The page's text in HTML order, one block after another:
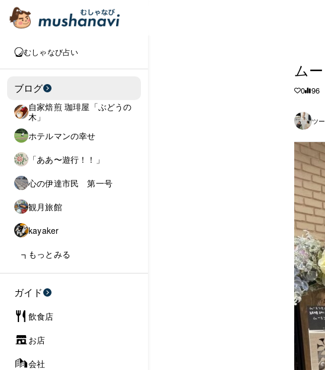
むしゃなび占い
ブログ
自家焙煎 珈琲屋「ぶどうの
木」
ホテルマンの幸せ
「ああ〜遊行！！」
心の伊達市民 第一号
観月旅館
kayaker
もっとみる
ガイド
飲食店
お店
会社
ム
0 96
ツ